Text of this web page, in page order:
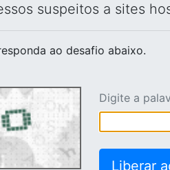
suspeitos a sites
ao desafio abaixo.
Digite a